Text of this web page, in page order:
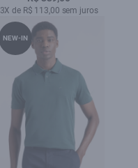
3X de R$ 113,00 sem juros
NEW-IN